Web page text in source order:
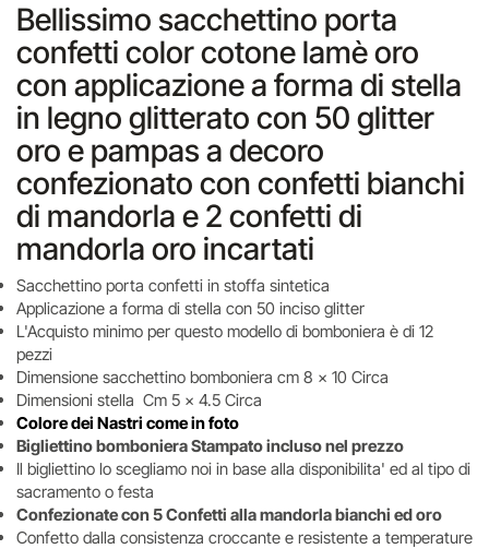
Bellissimo sacchettino porta
confetti color cotone lamè oro
con applicazione a forma di stella
in legno glitterato con 50 glitter
oro e pampas a decoro
confezionato con confetti bianchi
di mandorla e 2 confetti di
mandorla oro incartati
Sacchettino porta confetti in stoffa sintetica
Applicazione a forma di stella con 50 inciso glitter
L'Acquisto minimo per questo modello di bomboniera è di 12
pezzi
Dimensione sacchettino bomboniera cm 8 x 10 Circa
Dimensioni stella Cm 5 x 4.5 Circa
Colore dei Nastri come in foto
Bigliettino bomboniera Stampato incluso nel prezzo
Il bigliettino lo scegliamo noi in base alla disponibilita' ed al tipo di
sacramento o festa
Confezionate con 5 Confetti alla mandorla bianchi ed oro
Confetto dalla consistenza croccante e resistente a temperature